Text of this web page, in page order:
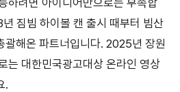
짐빔 하이볼 캔 출시 때부터 빔산
괄해온 파트너입니다. 2025년 장원
는 대한민국광고대상 온라인 영상
.